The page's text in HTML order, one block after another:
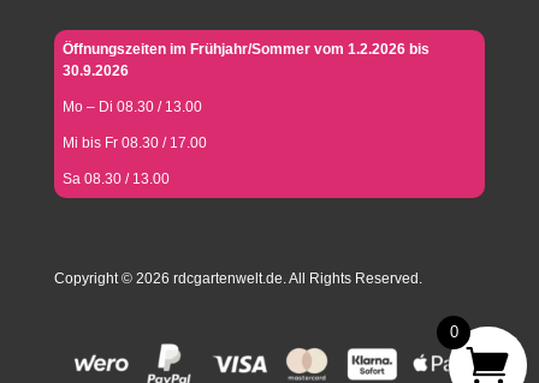
Öffnungszeiten im Frühjahr/Sommer vom 1.2.2026 bis
30.9.2026
Mo – Di 08.30 / 13.00
Mi bis Fr 08.30 / 17.00
Sa 08.30 / 13.00
Copyright © 2026 rdcgartenwelt.de. All Rights Reserved.
0